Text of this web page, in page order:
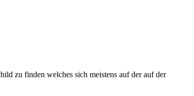
zu finden welches sich meistens auf der auf der